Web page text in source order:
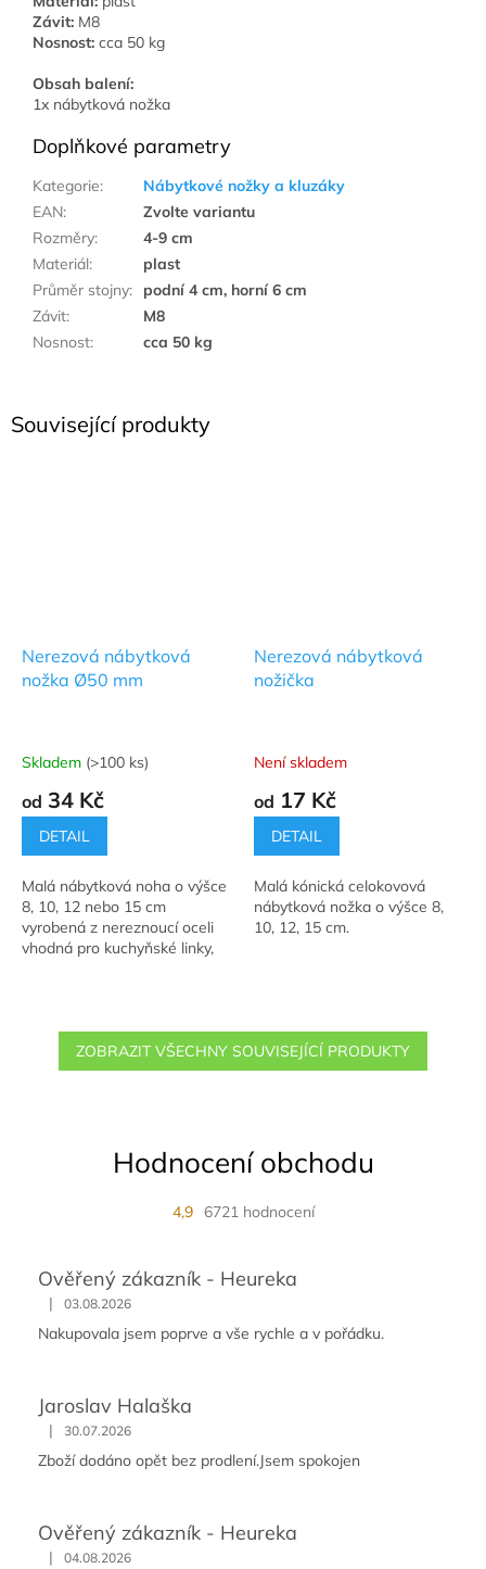
Související produkty
Nerezová nábytková
nožka Ø50 mm
Průměrné
produktu
4,9
5
hvězdiček.
Skladem (>100 ks)
od 34 Kč
DETAIL
Malá nábytková noha o výšce
8, 10, 12 nebo 15 cm
vyrobená z nereznoucí oceli
vhodná pro kuchyňské linky,
Nerezová nábytková
nožička
Průměrné
produktu
5,0
5
hvězdiček.
Není skladem
od 17 Kč
DETAIL
Malá kónická celokovová
nábytková nožka o výšce 8,
10, 12, 15 cm.
ZOBRAZIT VŠECHNY SOUVISEJÍCÍ PRODUKTY
Závit: M8
Nosnost: cca 50 kg
Obsah balení:
1x nábytková nožka
Doplňkové parametry
Kategorie:
Nábytkové nožky a kluzáky
EAN:
Zvolte variantu
Rozměry:
4-9 cm
Materiál:
plast
Průměr stojny:
podní 4 cm, horní 6 cm
Závit:
M8
Nosnost: cca 50 kg
Hodnocení obchodu
4,9 6721 hodnocení
Ověřený zákazník - Heureka
| 03.08.2026
Nakupovala jsem poprve a vše rychle a v pořádku.
Jaroslav Halaška
| 30.07.2026
Zboží dodáno opět bez prodlení.Jsem spokojen
Ověřený zákazník - Heureka
| 04.08.2026